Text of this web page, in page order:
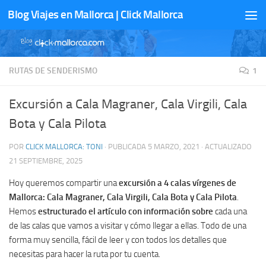
Saltar al contenido
Blog Viajes en Mallorca | Click Mallorca
RUTAS DE SENDERISMO 1
Excursión a Cala Magraner, Cala Virgili, Cala
Bota y Cala Pilota
POR CLICK MALLORCA: TONI · PUBLICADA 5 MARZO, 2021 · ACTUALIZADO
21 SEPTIEMBRE, 2025
Hoy queremos compartir unaexcursión a 4 calas vírgenes de
Mallorca: Cala Magraner, Cala Virgili, Cala Bota y Cala Pilota
Hemosestructurado el artículo con información sobre cada una
de las calas que vamos a visitar y cómo llegar a ellas. Todo de una
forma muy sencilla, fácil de leer y con todos los detalles que
necesitas para hacer la ruta por tu cuenta.